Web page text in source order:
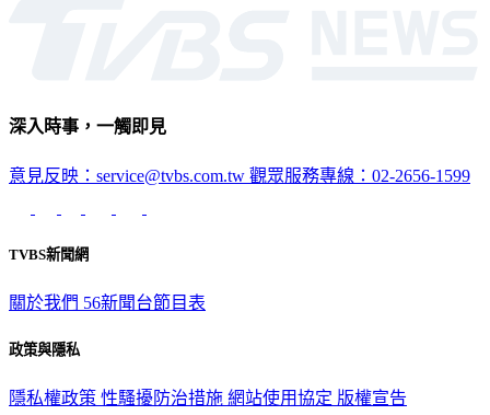
深入時事，一觸即見
意見反映：service@tvbs.com.tw 觀眾服務專線：02-2656-1599
TVBS新聞網
關於我們 56新聞台節目表
政策與隱私
隱私權政策 性騷擾防治措施 網站使用協定 版權宣告